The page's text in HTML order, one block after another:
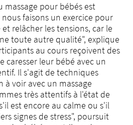
massage pour bébés est
faisons un exercice pour
relâcher les tensions, car le
toute autre qualité", explique
au cours reçoivent des
caresser leur bébé avec un
Il s'agit de techniques
voir avec un massage
très attentifs à l'état de
est encore au calme ou s'il
signes de stress", poursuit